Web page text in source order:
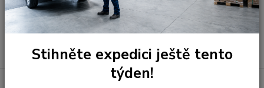
Menu
Hledat
Stihněte expedici ještě tento
týden!